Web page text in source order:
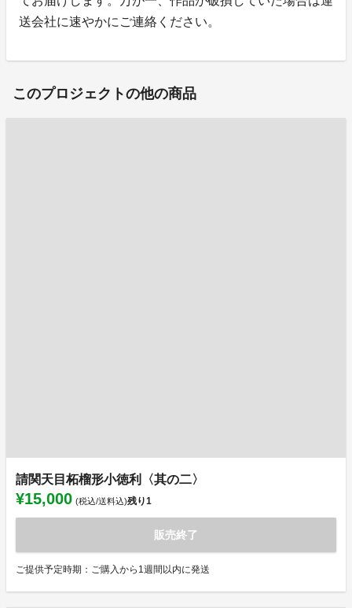
送会社に速やかにご連絡ください。
このプロジェクトの他の商品
請関天目柘榴形小徳利〈其の二〉
¥15,000 (税込/送料込)残り1
販売終了
ご提供予定時期：ご購入から1週間以内に発送